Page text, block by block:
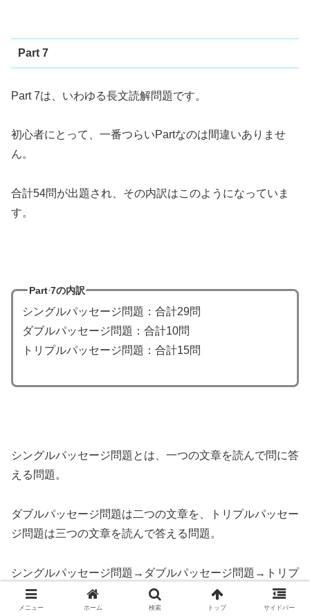
Part 7
Part 7は、いわゆる長文読解問題です。
初心者にとって、一番つらいPartなのは間違いありませ
ん。
合計54問が出題され、その内訳はこのようになっていま
す。
Part 7の内訳
シングルパッセージ問題：合計29問
ダブルパッセージ問題：合計10問
トリプルパッセージ問題：合計15問
シングルパッセージ問題とは、一つの文章を読んで問に答
える問題。
ダブルパッセージ問題は二つの文章を、トリプルパッセー
ジ問題は三つの文章を読んで答える問題。
シングルパッセージ問題→ダブルパッセージ問題→トリプ
ルパッセージ問題の順に出題。
メニュー ホーム 検索 トップ サイドバー